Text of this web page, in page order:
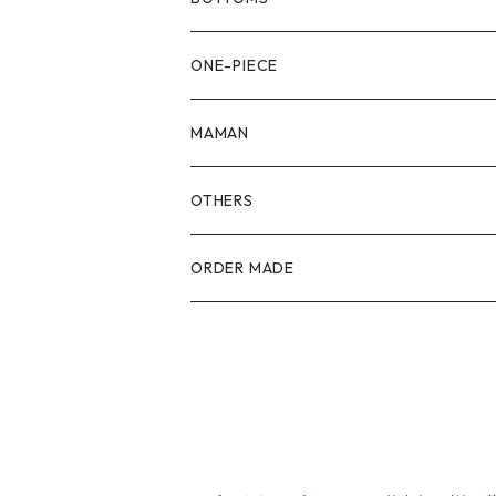
90size
100size
110size
80size
90size
100size
110size
ONE-PIECE
80size
90size
100size
MAMAN
OTHERS
ORDER MADE